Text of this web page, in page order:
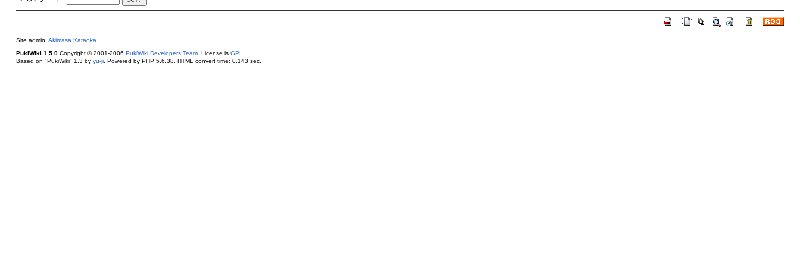
Site admin: Akimasa Kataoka
PukiWiki 1.5.0Copyright © 2001-2006 PukiWiki Developers Team. License is GPL.
Based on "PukiWiki" 1.3 by yu-ji. Powered by PHP 5.6.38. HTML convert time: 0.143 sec.